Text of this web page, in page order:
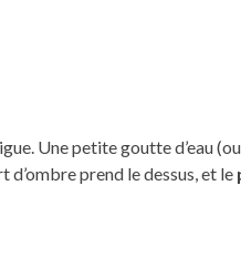
Une petite goutte d’eau
prend le dessus, et le